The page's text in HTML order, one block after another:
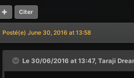
Citer
Posté(e) June 30, 2016 at 13:58
Le 30/06/2016 at 13:47, Taraji